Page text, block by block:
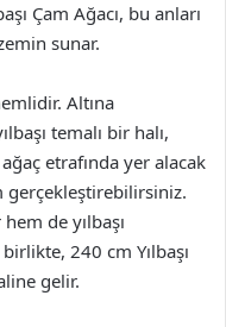
Çam Ağacı, bu anları
sunar.
Altına
temalı bir halı,
etrafında yer alacak
de yılbaşı
240 cm Yılbaşı
gelir.